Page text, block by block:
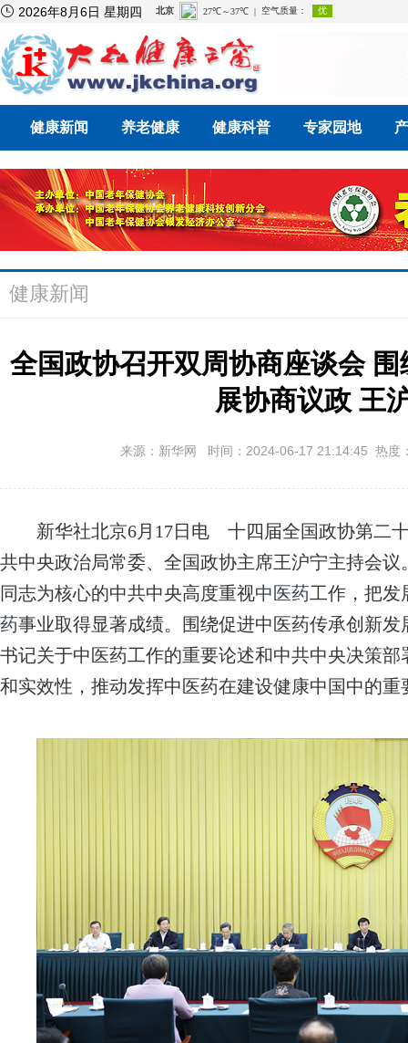
 2026年8月6日 星期四
健康新闻 养老健康 健康科普 专家园地
健康新闻
全国政协召开双周协商座谈会
展协商议政 王
来源：新华网 时间：2024-06-17 21:14:45 热度
新华社北京6月17日电 十四届全国政协第二十
共中央政治局常委、全国政协主席王沪宁主持会
同志为核心的中共中央高度重视中医药工作，把发
药事业取得显著成绩。围绕促进中医药传承创新
书记关于中医药工作的重要论述和中共中央决策
和实效性，推动发挥中医药在建设健康中国中的重